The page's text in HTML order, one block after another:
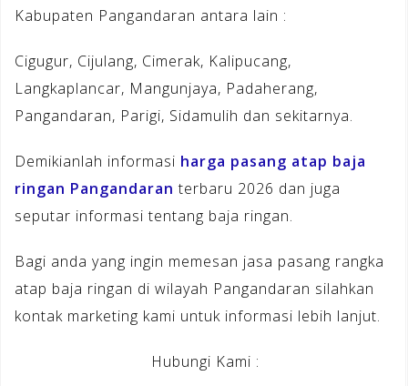
Kabupaten Pangandaran antara lain :
Cigugur, Cijulang, Cimerak, Kalipucang,
Langkaplancar, Mangunjaya, Padaherang,
Pangandaran, Parigi, Sidamulih dan sekitarnya.
Demikianlah informasi harga pasang atap baja
ringan Pangandaran terbaru 2026 dan juga
seputar informasi tentang baja ringan.
Bagi anda yang ingin memesan jasa pasang rangka
atap baja ringan di wilayah Pangandaran silahkan
kontak marketing kami untuk informasi lebih lanjut.
Hubungi Kami :